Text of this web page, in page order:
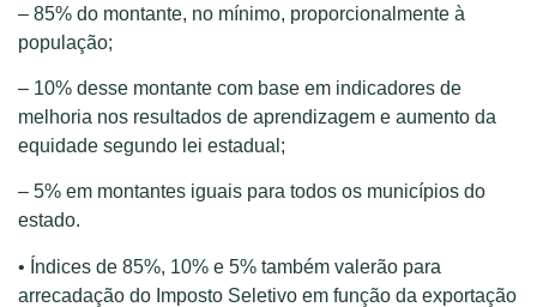
– 85% do montante, no mínimo, proporcionalmente à
população;
– 10% desse montante com base em indicadores de
melhoria nos resultados de aprendizagem e aumento da
equidade segundo lei estadual;
– 5% em montantes iguais para todos os municípios do
estado.
• Índices de 85%, 10% e 5% também valerão para
arrecadação do Imposto Seletivo em função da exportação